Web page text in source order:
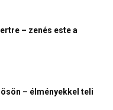
– zenés este a
– élményekkel teli